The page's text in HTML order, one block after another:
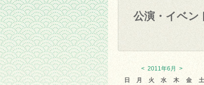
公演・イベン
< 2011年6月
>
日
月 火 水 木 金
土